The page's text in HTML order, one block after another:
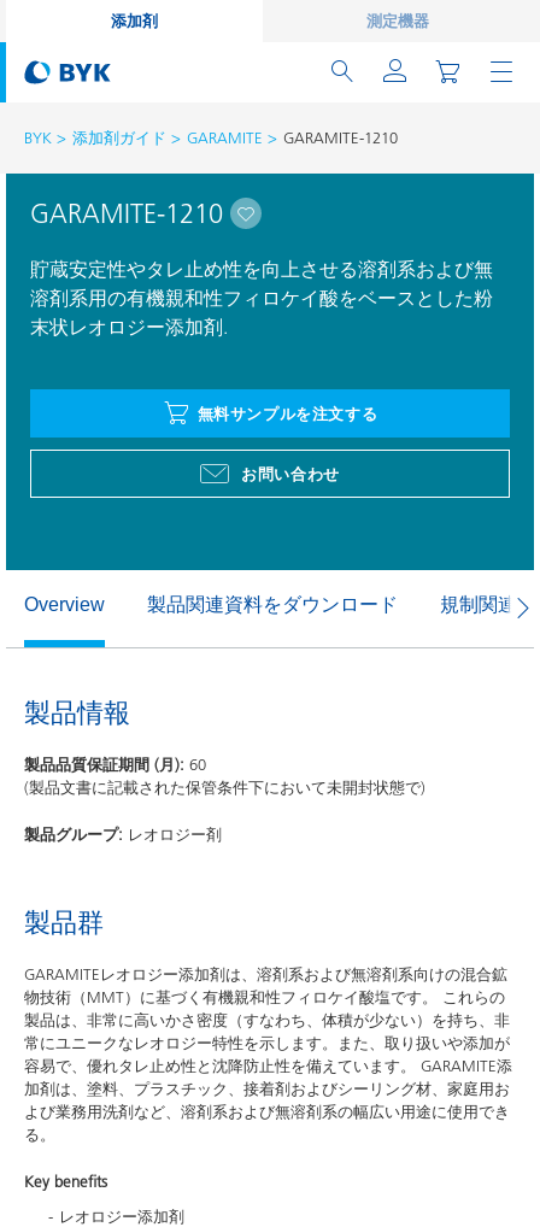
添加剤 測定機器
BYK 添加剤ガイド GARAMITE GARAMITE-1210
GARAMITE-1210
貯蔵安定性やタレ止め性を向上させる溶剤系および無
溶剤系用の有機親和性フィロケイ酸をベースとした粉
末状レオロジー添加剤.
無料サンプルを注文する
お問い合わせ
Overview 製品関連資料をダウンロード 規制関連
製品情報
製品品質保証期間 (月): 60
(製品文書に記載された保管条件下において未開封状態で)
製品グループ: レオロジー剤
製品群
GARAMITEレオロジー添加剤は、溶剤系および無溶剤系向けの混合鉱
物技術（MMT）に基づく有機親和性フィロケイ酸塩です。 これらの
製品は、非常に高いかさ密度（すなわち、体積が少ない）を持ち、非
常にユニークなレオロジー特性を示します。また、取り扱いや添加が
容易で、優れタレ止め性と沈降防止性を備えています。 GARAMITE添
加剤は、塗料、プラスチック、接着剤およびシーリング材、家庭用お
よび業務用洗剤など、溶剤系および無溶剤系の幅広い用途に使用でき
る。
Key benefits
レオロジー添加剤